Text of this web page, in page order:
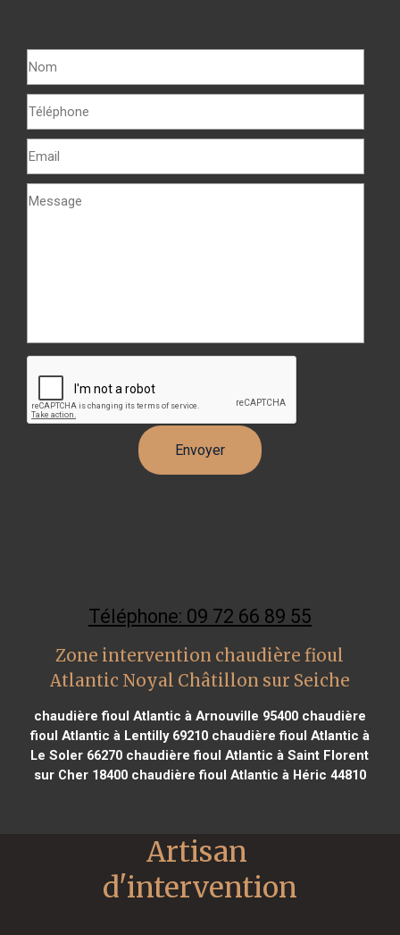
Téléphone: 09 72 66 89 55
Zone intervention chaudière fioul
Atlantic Noyal Châtillon sur Seiche
chaudière fioul Atlantic à Arnouville 95400chaudière
fioul Atlantic à Lentilly 69210chaudière fioul Atlantic à
Le Soler 66270 chaudière fioul Atlantic à Saint Florent
sur Cher 18400chaudière fioul Atlantic à Héric 44810
Artisan
d'intervention